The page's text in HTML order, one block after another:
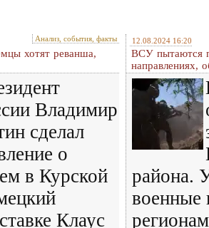
Анализ, события, факты
хотят реванша,
Владимир
сделал
о
в Курской
Клаус
12.08.2024 16:20
ВСУ пытаются
направлениях,
района.
военные